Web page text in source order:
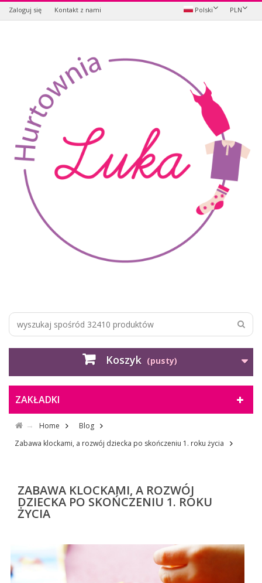
Zaloguj się PLN
Polski
Kontakt z nami
Koszyk (pusty)
ZAKŁADKI
Home
Blog
Zabawa klockami, a rozwój dziecka po skończeniu 1. roku życia
ZABAWA KLOCKAMI, A ROZWÓJ
DZIECKA PO SKOŃCZENIU 1. ROKU
ŻYCIA